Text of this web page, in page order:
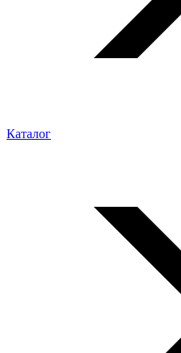
Каталог